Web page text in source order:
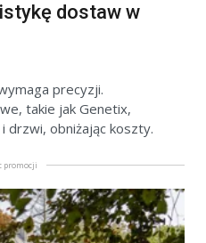
dostaw w
precyzji.
takie jak Genetix,
drzwi, obniżając koszty.
promocji